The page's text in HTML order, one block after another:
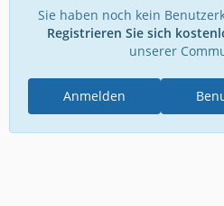
Sie haben noch kein
Registrieren Sie sich
unserer
Anmelden